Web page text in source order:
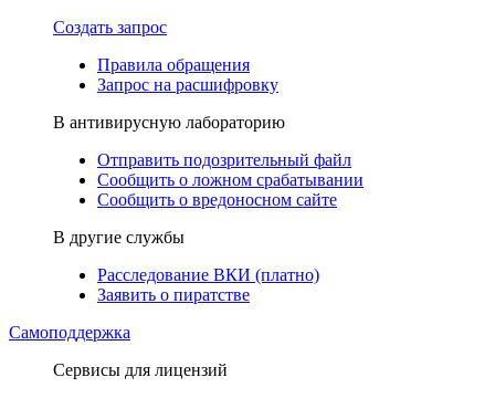
Создать запрос
Правила обращения
Запрос на расшифровку
В антивирусную лабораторию
Отправить подозрительный файл
Сообщить о ложном срабатывании
Сообщить о вредоносном сайте
В другие службы
Расследование ВКИ (платно)
Заявить о пиратстве
Самоподдержка
Сервисы для лицензий